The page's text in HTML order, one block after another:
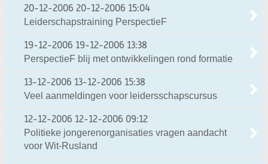
20-12-2006 20-12-2006 15:04
Leiderschapstraining PerspectieF
19-12-2006 19-12-2006 13:38
PerspectieF blij met ontwikkelingen rond formatie
13-12-2006 13-12-2006 15:38
Veel aanmeldingen voor leidersschapscursus
12-12-2006 12-12-2006 09:12
Politieke jongerenorganisaties vragen aandacht
voor Wit-Rusland